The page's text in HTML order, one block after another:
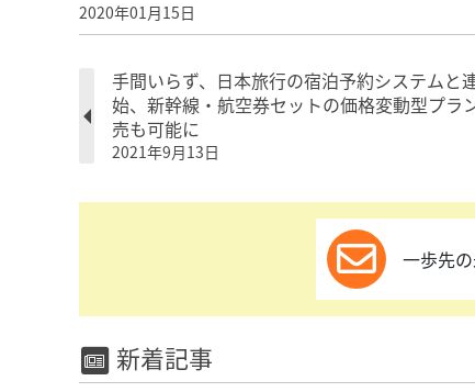
2020年01月15日
手間いらず、日本旅行の宿泊予約システムと
始、新幹線・航空券セットの価格変動型プラ
売も可能に
2021年9月13日
一歩先
新着記事